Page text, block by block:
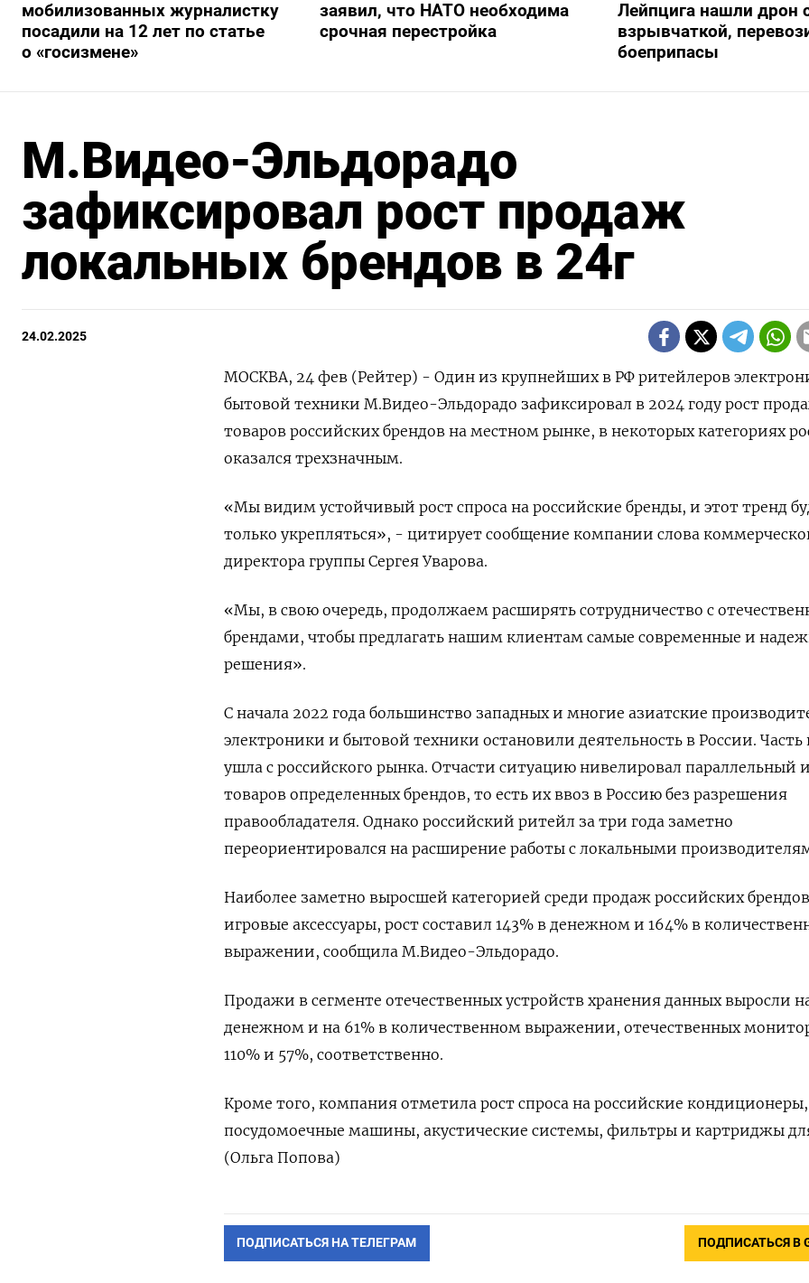
мобилизованных журналистку
посадили на 12 лет по статье
о «госизмене»
заявил, что НАТО необходима
срочная перестройка
Лейпцига нашли дрон
взрывчаткой,
боеприпасы
М.Видео-Эльдорадо
зафиксировал рост продаж
локальных брендов в 24г
24.02.2025
МОСКВА, 24 фев (Рейтер) - Один из крупнейших в РФ ритейлеров
бытовой техники М.Видео-Эльдорадо зафиксировал в 2024 году рост
товаров российских брендов на местном рынке, в некоторых категориях
оказался трехзначным.
«Мы видим устойчивый рост спроса на российские бренды, и этот тренд
только укрепляться», - цитирует сообщение компании слова
директора группы Сергея Уварова.
«Мы, в свою очередь, продолжаем расширять сотрудничество с
брендами, чтобы предлагать нашим клиентам самые современные и
решения».
С начала 2022 года большинство западных и многие азиатские
электроники и бытовой техники остановили деятельность в России. Часть
ушла с российского рынка. Отчасти ситуацию нивелировал параллельный
товаров определенных брендов, то есть их ввоз в Россию без разрешения
правообладателя. Однако российский ритейл за три года заметно
переориентировался на расширение работы с локальными
Наиболее заметно выросшей категорией среди продаж российских
игровые аксессуары, рост составил 143% в денежном и 164% в
выражении, сообщила М.Видео-Эльдорадо.
Продажи в сегменте отечественных устройств хранения данных выросли
денежном и на 61% в количественном выражении, отечественных
110% и 57%, соответственно.
Кроме того, компания отметила рост спроса на российские кондиционеры,
посудомоечные машины, акустические системы, фильтры и картриджы
(Ольга Попова)
ПОДПИСАТЬСЯ НА ТЕЛЕГРАМ ПОДПИСАТЬСЯ В